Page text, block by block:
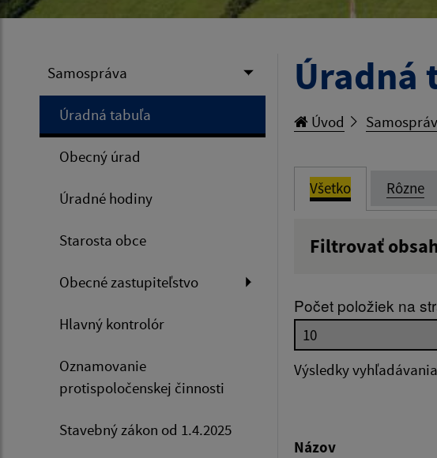
Samospráva
Úradná tabuľa
Obecný úrad
Úradné hodiny
Starosta obce
Obecné zastupiteľstvo
Hlavný kontrolór
Oznamovanie
protispoločenskej činnosti
Stavebný zákon od 1.4.2025
Úradná
Úvod
Všetko Rôzne
Filtrovať
Dátum
Počet položiek na
Výsledky
Názov